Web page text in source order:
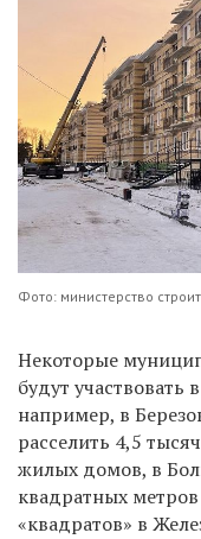
Фото: министерство
Некоторые
будут участвовать
например, в
расселить 4,5
жилых домов, в
квадратных
«квадратов» в